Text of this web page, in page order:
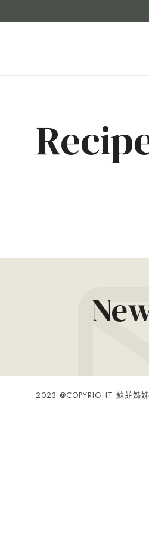
2023 @COPYRIGHT 蘇菲姊